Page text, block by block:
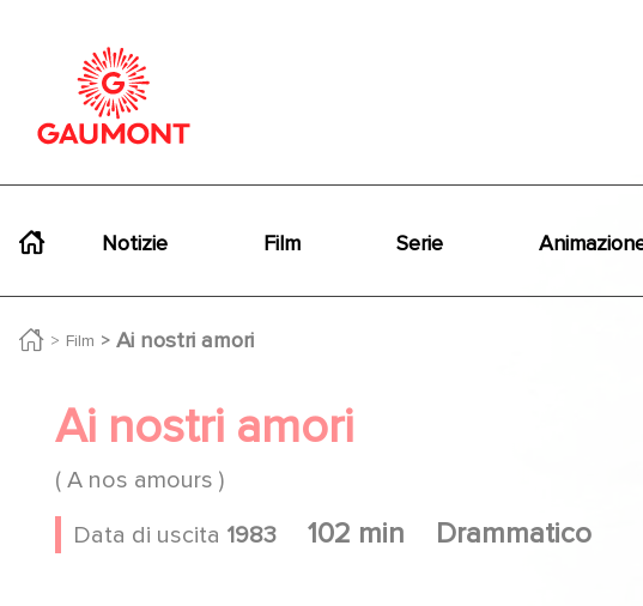
Notizie Film Serie
Film Ai nostri amori
Ai nostri amori
( A nos amours )
Data di uscita 1983 102 min Drammatico